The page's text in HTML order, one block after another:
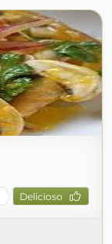
Delicioso